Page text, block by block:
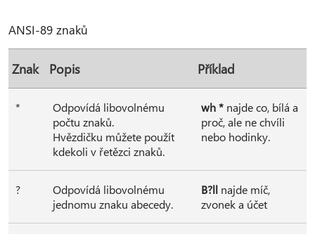
ANSI-89 znaků
Znak Popis Příklad
*
Odpovídá libovolnému
počtu znaků.
Hvězdičku můžete použít
kdekoli v řetězci znaků.
wh * najde co, bílá a
proč, ale ne chvíli
nebo hodinky.
?
Odpovídá libovolnému
jednomu znaku abecedy.
B?ll najde míč,
zvonek a účet